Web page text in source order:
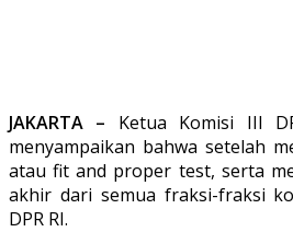
JAKARTA – Ketua Komisi III
menyampaikan bahwa setelah
atau fit and proper test, serta
akhir dari semua fraksi-fraksi
DPR RI.